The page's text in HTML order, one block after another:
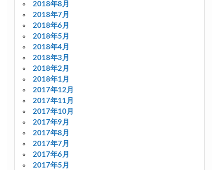
2018年8月
2018年7月
2018年6月
2018年5月
2018年4月
2018年3月
2018年2月
2018年1月
2017年12月
2017年11月
2017年10月
2017年9月
2017年8月
2017年7月
2017年6月
2017年5月